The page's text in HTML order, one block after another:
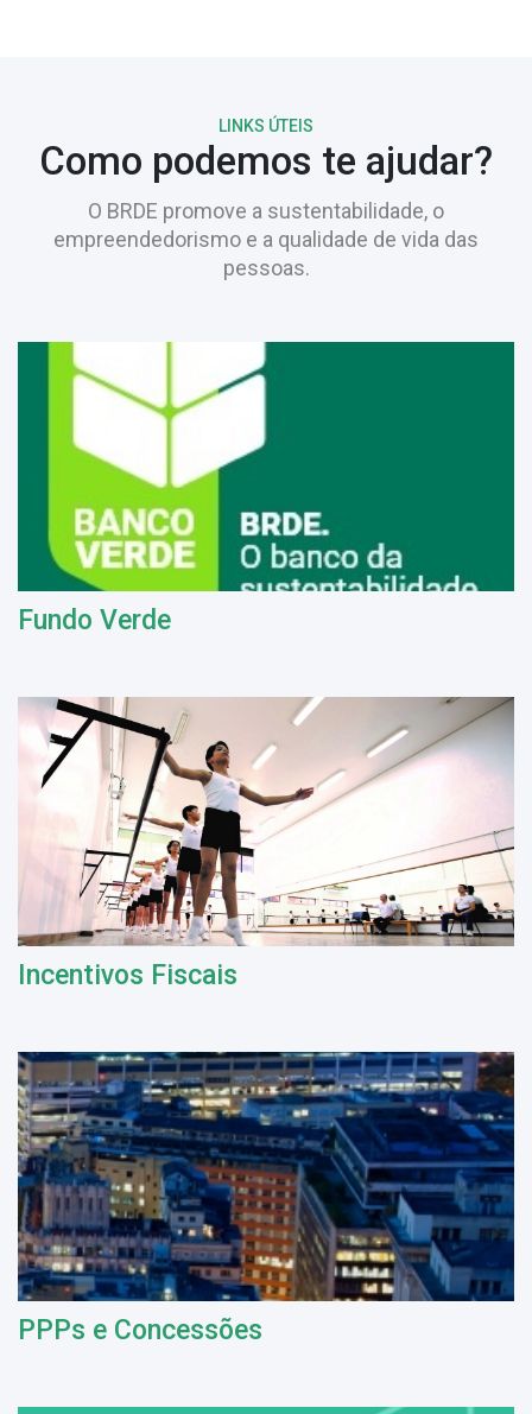
LINKS ÚTEIS
Como podemos te ajudar?
O BRDE promove a sustentabilidade, o
empreendedorismo e a qualidade de vida das
pessoas.
Fundo Verde
Incentivos Fiscais
PPPs e Concessões